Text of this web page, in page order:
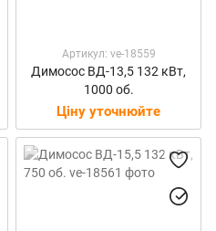
Артикул: ve-18559
Димосос ВД-13,5 132 кВт,
1000 об.
Ціну уточнюйте